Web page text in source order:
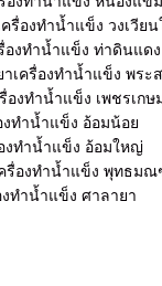
รื่องทำน้ำแข็ง วงเวีย
องทำน้ำแข็ง ท่าดินแดง
เครื่องทำน้ำแข็ง พระ
องทำน้ำแข็ง เพชรเกษ
งทำน้ำแข็ง อ้อมน้อย
งทำน้ำแข็ง อ้อมใหญ่
รื่องทำน้ำแข็ง พุทธม
ทำน้ำแข็ง ศาลายา